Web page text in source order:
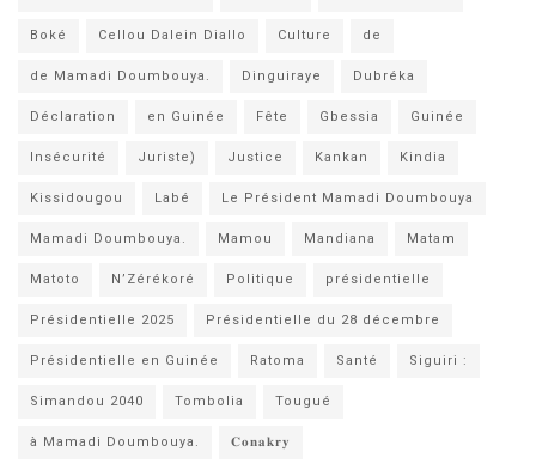
Boké Cellou Dalein Diallo Culture de
de Mamadi Doumbouya. Dinguiraye Dubréka
Déclaration en Guinée Fête Gbessia Guinée
Insécurité Juriste) Justice Kankan Kindia
Kissidougou Labé Le Président Mamadi Doumbouya
Mamadi Doumbouya. Mamou Mandiana Matam
Matoto N’Zérékoré Politique présidentielle
Présidentielle 2025 Présidentielle du 28 décembre
Présidentielle en Guinée Ratoma Santé Siguiri :
Simandou 2040 Tombolia Tougué
à Mamadi Doumbouya. 𝐂𝐨𝐧𝐚𝐤𝐫𝐲